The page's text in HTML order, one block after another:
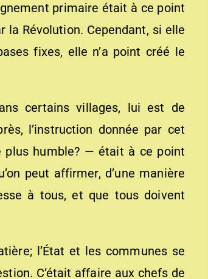
primaire était à ce point
la Révolution. Cependant, si elle
fixes, elle n’a point créé le
certains villages, lui est de
l’instruction donnée par cet
plus humble? — était à ce point
peut affirmer, d’une manière
à tous, et que tous doivent
l’État et les communes se
C’était affaire aux chefs de